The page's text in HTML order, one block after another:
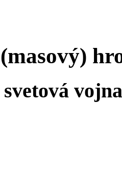
vojna